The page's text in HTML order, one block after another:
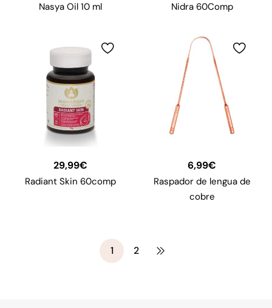
Nasya Oil 10 ml Nidra 60Comp
29,99€
Radiant Skin 60comp
6,99€
Raspador de lengua de
cobre
1 2